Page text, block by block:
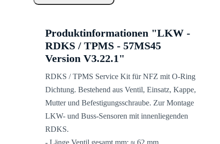
Produktinformationen "LKW -
RDKS / TPMS - 57MS45
Version V3.22.1"
RDKS / TPMS Service Kit für NFZ mit O-Ring
Dichtung. Bestehend aus Ventil, Einsatz, Kappe,
Mutter und Befestigungsschraube. Zur Montage
LKW- und Buss-Sensoren mit innenliegenden
RDKS.
- Länge Ventil gesamt mm: ≈ 62 mm